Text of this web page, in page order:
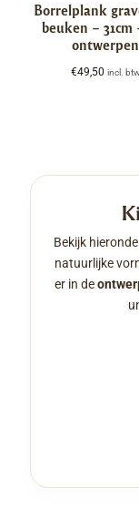
Borrelplank
beuken – 31cm
ontwerpen
€49,50 incl. btw
Bekijk
natuurlijke
er in de